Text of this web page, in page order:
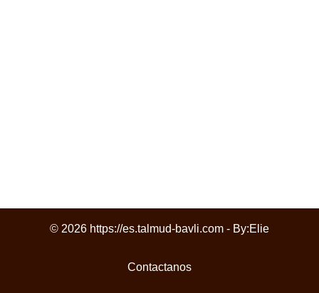
© 2026 https://es.talmud-bavli.com - By:Elie
Contactanos